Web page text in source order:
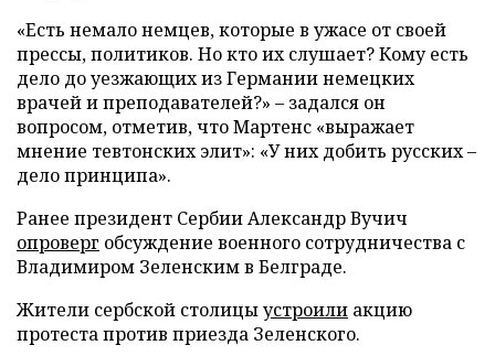
«Есть немало немцев, которые в ужасе от своей
прессы, политиков. Но кто их слушает? Кому есть
дело до уезжающих из Германии немецких
врачей и преподавателей?» – задался он
вопросом, отметив, что Мартенс «выражает
мнение тевтонских элит»: «У них добить русских –
дело принципа».
Ранее президент Сербии Александр Вучич
опроверг обсуждение военного сотрудничества с
Владимиром Зеленским в Белграде.
Жители сербской столицыустроили акцию
протеста против приезда Зеленского.